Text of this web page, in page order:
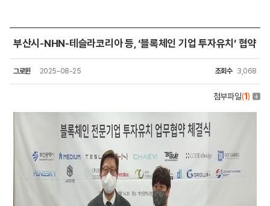
부산시-NHN-테슬라코리아 등, ‘블록체인 기업 투자유치’ 협약
그로윈 2025-08-25 조회수 3,068
첨부파일(1)